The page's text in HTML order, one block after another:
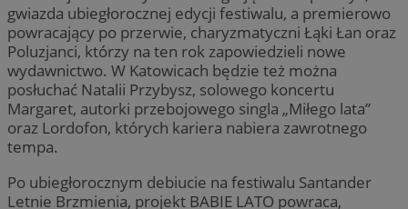
gwiazda ubiegłorocznej edycji festiwalu, a premierowo
powracający po przerwie, charyzmatyczni Łąki Łan oraz
Poluzjanci, którzy na ten rok zapowiedzieli nowe
wydawnictwo. W Katowicach będzie też można
posłuchać Natalii Przybysz, solowego koncertu
Margaret, autorki przebojowego singla „Miłego lata”
oraz Lordofon, których kariera nabiera zawrotnego
tempa.
Po ubiegłorocznym debiucie na festiwalu Santander
Letnie Brzmienia, projekt BABIE LATO powraca,